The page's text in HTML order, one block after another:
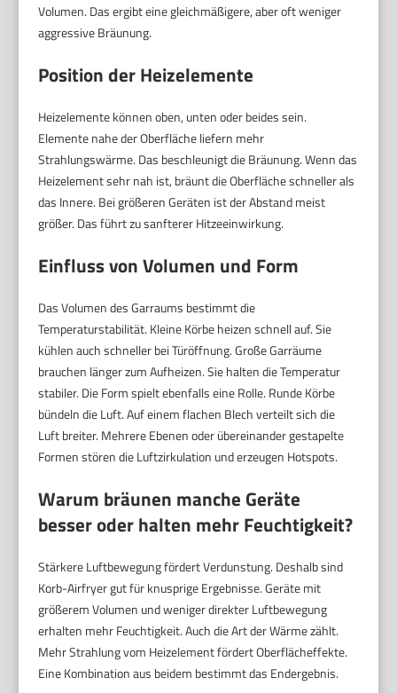
Volumen. Das ergibt eine gleichmäßigere, aber oft weniger
aggressive Bräunung.
Position der Heizelemente
Heizelemente können oben, unten oder beides sein.
Elemente nahe der Oberfläche liefern mehr
Strahlungswärme. Das beschleunigt die Bräunung. Wenn das
Heizelement sehr nah ist, bräunt die Oberfläche schneller als
das Innere. Bei größeren Geräten ist der Abstand meist
größer. Das führt zu sanfterer Hitzeeinwirkung.
Einfluss von Volumen und Form
Das Volumen des Garraums bestimmt die
Temperaturstabilität. Kleine Körbe heizen schnell auf. Sie
kühlen auch schneller bei Türöffnung. Große Garräume
brauchen länger zum Aufheizen. Sie halten die Temperatur
stabiler. Die Form spielt ebenfalls eine Rolle. Runde Körbe
bündeln die Luft. Auf einem flachen Blech verteilt sich die
Luft breiter. Mehrere Ebenen oder übereinander gestapelte
Formen stören die Luftzirkulation und erzeugen Hotspots.
Warum bräunen manche Geräte
besser oder halten mehr Feuchtigkeit?
Stärkere Luftbewegung fördert Verdunstung. Deshalb sind
Korb-Airfryer gut für knusprige Ergebnisse. Geräte mit
größerem Volumen und weniger direkter Luftbewegung
erhalten mehr Feuchtigkeit. Auch die Art der Wärme zählt.
Mehr Strahlung vom Heizelement fördert Oberflächeffekte.
Eine Kombination aus beidem bestimmt das Endergebnis.